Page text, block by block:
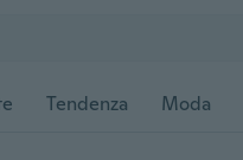
Tendenza Moda